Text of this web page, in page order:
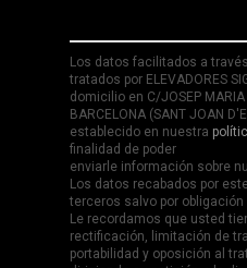
Los datos facilitados a
tratados por ELEVADORES
domicilio en C/JOSEP
BARCELONA (SANT JOAN
establecido en nuestra
finalidad de poder
enviarle información sobre
Los datos recabados por
terceros salvo por obligación
Le recordamos que usted
rectificación, limitación de
portabilidad y oposición al